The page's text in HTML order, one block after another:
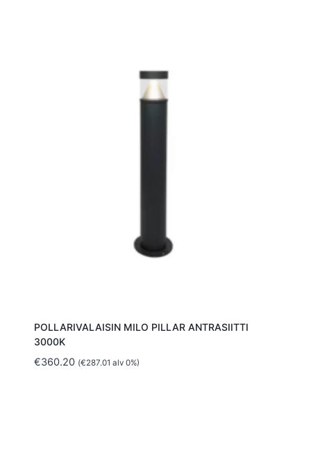
POLLARIVALAISIN MILO PILLAR ANTRASIITTI
3000K
€360.20 (€287.01 alv 0%)